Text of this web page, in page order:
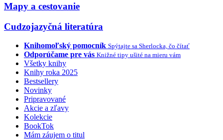
Mapy a cestovanie
Cudzojazyčná literatúra
Knihomoľský pomocník Spýtajte sa Sherlocka, čo čítať
Odporúčame pre vás Knižné tipy ušité na mieru vám
Všetky knihy
Knihy roka 2025
Bestsellery
Novinky
Pripravované
Akcie a zľavy
Kolekcie
BookTok
Mám záujem o titul